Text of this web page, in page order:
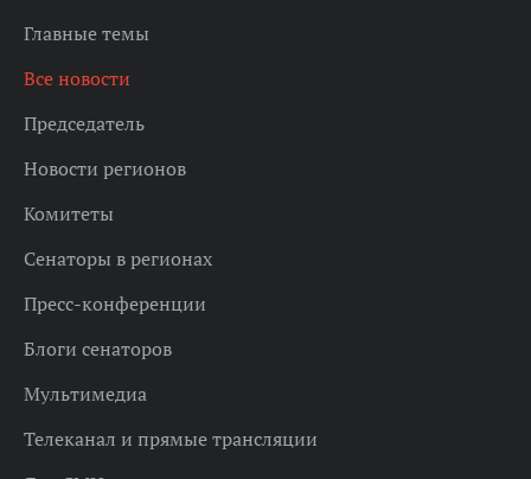
Главные темы
Все новости
Председатель
Новости регионов
Комитеты
Сенаторы в регионах
Пресс-конференции
Блоги сенаторов
Мультимедиа
Телеканал и прямые трансляции